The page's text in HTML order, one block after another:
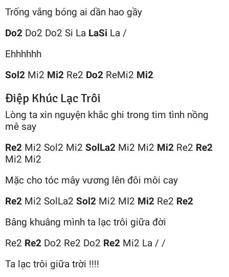
Trống vắng bóng ai dần hao gầy
Do2 Do2 Do2 Si La LaSi La /
Ehhhhhh
Sol2 Mi2 Mi2 Re2 Do2 ReMi2 Mi2
Điệp Khúc Lạc Trôi
Lòng ta xin nguyện khắc ghi trong tim tình nồng
mê say
Re2 Mi2 Sol2 Mi2 SolLa2 Mi2 Mi2 Mi2 Re2 Re2
Mi2 Mi2
Mặc cho tóc mây vương lên đôi môi cay
Re2 Mi2 SolLa2 Sol2 Mi2 MI2 Mi2 Re2 Re2
Bâng khuâng mình ta lạc trôi giữa đời
Re2 Re2 Do2 Re2 Do2 Re2 Mi2 La / /
Ta lạc trôi giữa trời !!!!